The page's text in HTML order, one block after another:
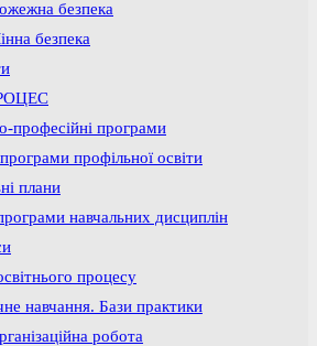
безпека
безпека
професійні програми
профільної освіти
плани
навчальних дисциплін
процесу
навчання. Бази практики
робота